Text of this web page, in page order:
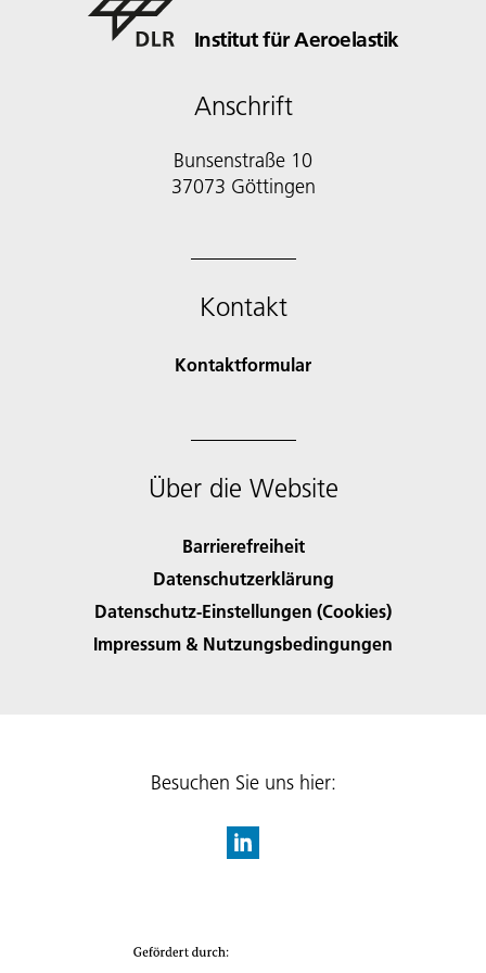
Institut für Aeroelastik
Anschrift
Bunsenstraße 10
37073 Göttingen
Kontakt
Kontaktformular
Über die Website
Barrierefreiheit
Datenschutzerklärung
Datenschutz-Einstellungen (Cookies)
Impressum & Nutzungsbedingungen
Besuchen Sie uns hier: